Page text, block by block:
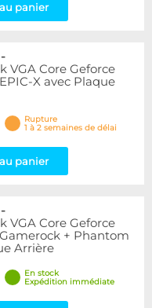
panier
-
VGA Core Geforce
X avec Plaque
Rupture
1 à 2 semaines de délai
panier
-
VGA Core Geforce
+ Phantom
Arrière
En stock
Expédition immédiate